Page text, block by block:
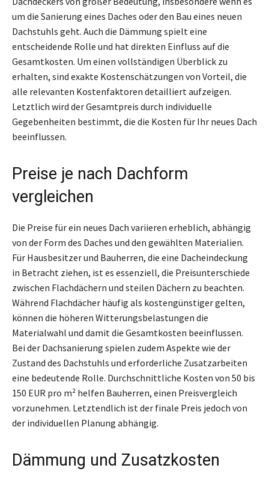
um die Sanierung eines Daches oder den Bau eines neuen
Dachstuhls geht. Auch die Dämmung spielt eine
entscheidende Rolle und hat direkten Einfluss auf die
Gesamtkosten. Um einen vollständigen Überblick zu
erhalten, sind exakte Kostenschätzungen von Vorteil, die
alle relevanten Kostenfaktoren detailliert aufzeigen.
Letztlich wird der Gesamtpreis durch individuelle
Gegebenheiten bestimmt, die die Kosten für Ihr neues Dach
beeinflussen.
Preise je nach Dachform
vergleichen
Die Preise für ein neues Dach variieren erheblich, abhängig
von der Form des Daches und den gewählten Materialien.
Für Hausbesitzer und Bauherren, die eine Dacheindeckung
in Betracht ziehen, ist es essenziell, die Preisunterschiede
zwischen Flachdächern und steilen Dächern zu beachten.
Während Flachdächer häufig als kostengünstiger gelten,
können die höheren Witterungsbelastungen die
Materialwahl und damit die Gesamtkosten beeinflussen.
Bei der Dachsanierung spielen zudem Aspekte wie der
Zustand des Dachstuhls und erforderliche Zusatzarbeiten
eine bedeutende Rolle. Durchschnittliche Kosten von 50 bis
150 EUR pro m² helfen Bauherren, einen Preisvergleich
vorzunehmen. Letztendlich ist der finale Preis jedoch von
der individuellen Planung abhängig.
Dämmung und Zusatzkosten